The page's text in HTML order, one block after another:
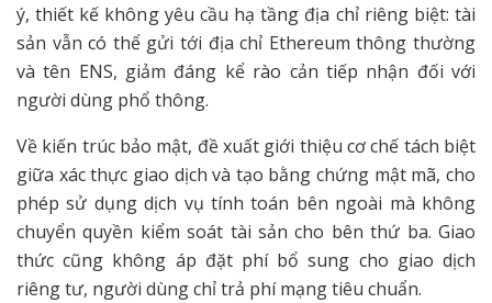
ý, thiết kế không yêu cầu hạ tầng địa chỉ riêng biệt: tài
sản vẫn có thể gửi tới địa chỉ Ethereum thông thường
và tên ENS, giảm đáng kể rào cản tiếp nhận đối với
người dùng phổ thông.
Về kiến trúc bảo mật, đề xuất giới thiệu cơ chế tách biệt
giữa xác thực giao dịch và tạo bằng chứng mật mã, cho
phép sử dụng dịch vụ tính toán bên ngoài mà không
chuyển quyền kiểm soát tài sản cho bên thứ ba. Giao
thức cũng không áp đặt phí bổ sung cho giao dịch
riêng tư, người dùng chỉ trả phí mạng tiêu chuẩn.